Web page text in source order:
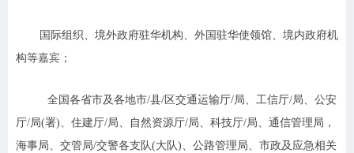
国际组织、境外政府驻华机构、外国驻华使领馆、境内政府机
构等嘉宾；
全国各省市及各地市/县/区交通运输厅/局、工信厅/局、公安
厅/局(署)、住建厅/局、自然资源厅/局、科技厅/局、通信管理局，
海事局、交管局/交警各支队(大队)、公路管理局、市政及应急相关